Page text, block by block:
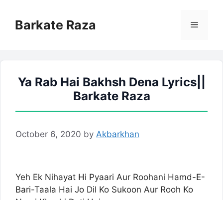
contentBarkate Raza Menu
Ya Rab Hai Bakhsh Dena Lyrics||
Barkate Raza
October 6, 2020 by Akbarkhan
Yeh Ek Nihayat Hi Pyaari Aur Roohani Hamd-E-
Bari-Taala Hai Jo Dil Ko Sukoon Aur Rooh Ko